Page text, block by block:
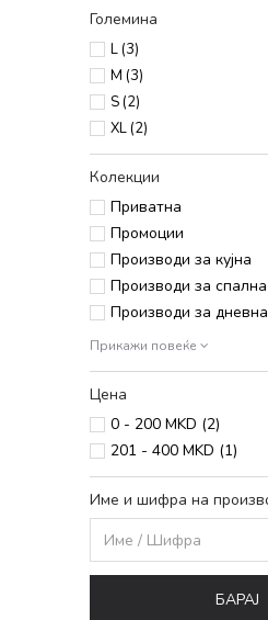
Големина
L(3)
M (3)
S(2)
XL(2)
Колекции
Приватна
Промоции
Производи за кујна
Производи за спална
Производи за дневна
Прикажи повеќе
Цена
0 - 200 MKD (2)
201 - 400 MKD (1)
Име и шифра на
БАРАЈ